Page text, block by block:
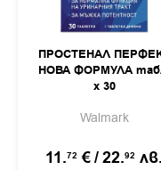
ПРОСТЕНАЛ
НОВА ФОРМУЛА
х 30
Walmark
11.72 €/22.92 лв.